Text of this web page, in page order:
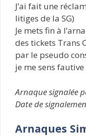
J’ai fait une
litiges de la SG)
Je mets fin à
des tickets Trans
par le pseudo
je me sens fautive
Arnaque signalée
Date de
Arnaques